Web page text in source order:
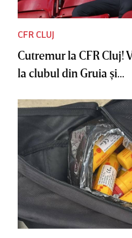
CFR CLUJ
Cutremur la CFR Cluj!
la clubul din Gruia şi...